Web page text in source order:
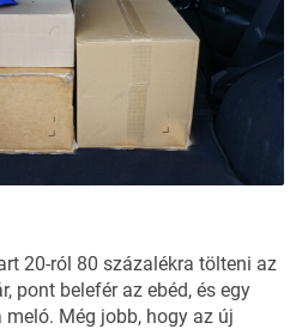
20-ról 80 százalékra tölteni az
pont belefér az ebéd, és egy
Még jobb, hogy az új